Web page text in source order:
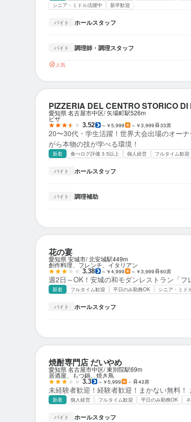
シニア・ミドル活躍中
新卒歓迎
バイト ホールスタッフ
バイト 調理師・調理スタッフ
人気
PIZZERIA DEL CENTRO STORICO DI
愛知県 名古屋市中区 矢場町駅526m
ピザ
3.52 ～￥5,999 ～￥3,999 33席
20〜30代・学生活躍！世界大会出場のオー
がら本物の技が学べる環境！
新着 食べログ評価 3.5以上 個人経営 フルタイム歓迎
バイト ホールスタッフ
バイト 調理補助
花の宴
愛知県 安城市 北安城駅449m
創作料理、フレンチ、イタリアン
3.38 ～￥4,999 ～￥3,999 60席
週2日～OK！安城の和モダンレストラン「フ
新着 フルタイム歓迎 平日のみ勤務OK シニア・ミド
バイト ホールスタッフ
焼酎専門店 だいやめ
愛知県 名古屋市中区 東別院駅69m
居酒屋、もつ鍋、焼き鳥
3.3 ～￥5,999 － 43席
未経験者歓迎！経験者歓迎！まかない無料！
新着 個人経営 フルタイム歓迎 平日のみ勤務OK
バイト ホールスタッフ